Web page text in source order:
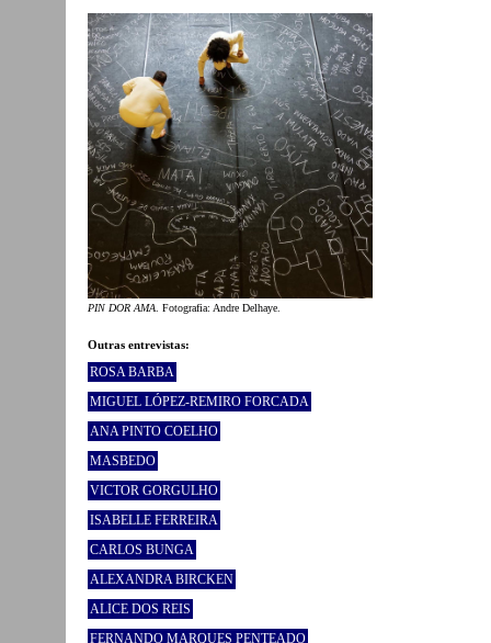
PIN DOR AMA . Fotografia: Andre Delhaye.
Outras entrevistas:
ROSA BARBA
MIGUEL LÓPEZ-REMIRO FORCADA
ANA PINTO COELHO
MASBEDO
VICTOR GORGULHO
ISABELLE FERREIRA
CARLOS BUNGA
ALEXANDRA BIRCKEN
ALICE DOS REIS
FERNANDO MARQUES PENTEADO